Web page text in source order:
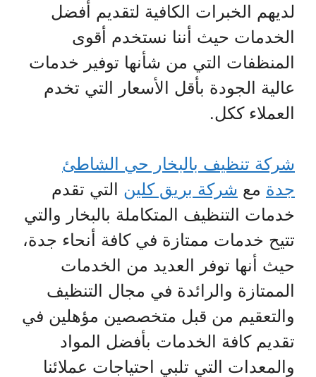
لديهم الخبرات الكافية لتقديم أفضل
الخدمات حيث أننا نستخدم أقوى
المنظفات التي من شأنها توفير خدمات
عالية الجودة بأقل الأسعار التي تخدم
العملاء ككل.
شركة تنظيف بالبخار حي الشاطئ
جدة مع شركة بريق كلين التي تقدم
خدمات التنظيف المتكاملة بالبخار والتي
تتيح خدمات ممتازة في كافة أنحاء جدة،
حيث أنها توفر العديد من الخدمات
الممتازة والرائدة في مجال التنظيف
والتعقيم من قبل متخصصين مؤهلين في
تقديم كافة الخدمات بأفضل المواد
والمعدات التي تلبي احتياجات عملائنا